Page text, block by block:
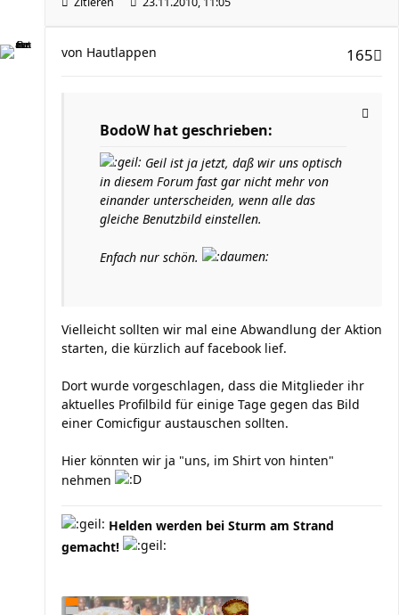
165
von Hautlappen
BodoW hat geschrieben:
Geil ist ja jetzt, daß wir uns optisch
in diesem Forum fast gar nicht mehr von
einander unterscheiden, wenn alle das
gleiche Benutzbild einstellen.
Enfach nur schön.
Vielleicht sollten wir mal eine Abwandlung der Aktion
starten, die kürzlich auf facebook lief.
Dort wurde vorgeschlagen, dass die Mitglieder ihr
aktuelles Profilbild für einige Tage gegen das Bild
einer Comicfigur austauschen sollten.
Hier könnten wir ja "uns, im Shirt von hinten"
nehmen
Helden werden bei Sturm am Strand
gemacht!